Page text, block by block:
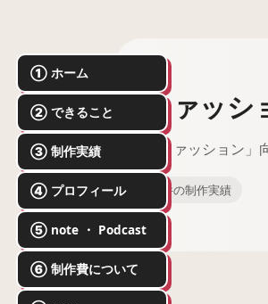
① ホーム
② できること
③ 制作実績
④ プロフィール
⑤ note ・ Podcast
⑥ 制作費について
ファッシ
「ファッション
3件の制作実績